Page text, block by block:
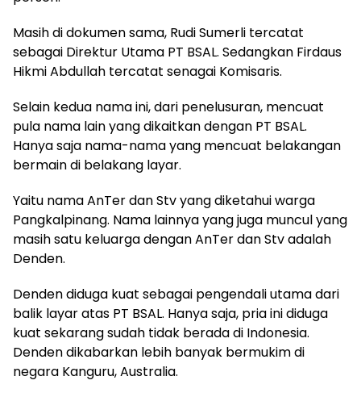
Masih di dokumen sama, Rudi Sumerli tercatat
sebagai Direktur Utama PT BSAL. Sedangkan Firdaus
Hikmi Abdullah tercatat senagai Komisaris.
Selain kedua nama ini, dari penelusuran, mencuat
pula nama lain yang dikaitkan dengan PT BSAL.
Hanya saja nama-nama yang mencuat belakangan
bermain di belakang layar.
Yaitu nama AnTer dan Stv yang diketahui warga
Pangkalpinang. Nama lainnya yang juga muncul yang
masih satu keluarga dengan AnTer dan Stv adalah
Denden.
Denden diduga kuat sebagai pengendali utama dari
balik layar atas PT BSAL. Hanya saja, pria ini diduga
kuat sekarang sudah tidak berada di Indonesia.
Denden dikabarkan lebih banyak bermukim di
negara Kanguru, Australia.